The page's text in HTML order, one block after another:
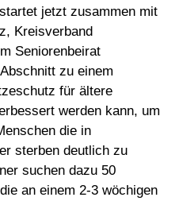
jetzt zusammen mit
Kreisverband
Seniorenbeirat
zu einem
für ältere
werden kann, um
die in
sterben deutlich zu
suchen dazu 50
an einem 2-3 wöchigen